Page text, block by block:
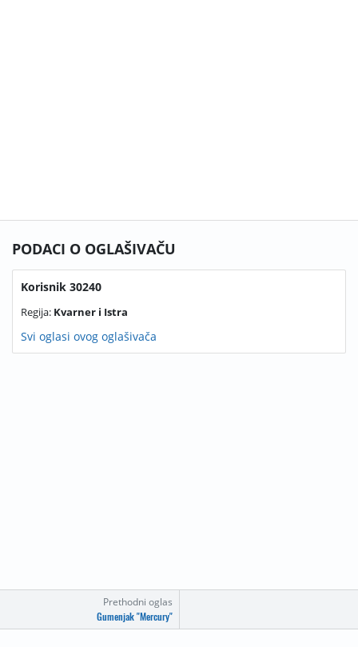
Prethodni oglas
Gumenjak "Mercury"
PODACI O OGLAŠIVAČU
Korisnik 30240
Regija: Kvarner i Istra
Svi oglasi ovog oglašivača